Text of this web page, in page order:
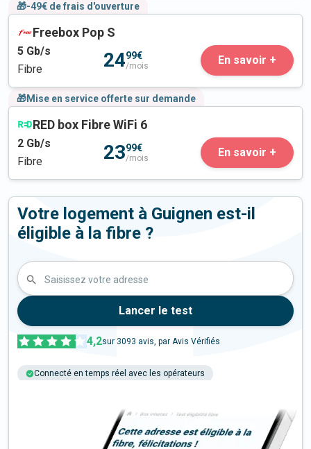
🎁-49€ de frais d'ouverture
Freebox Pop S
5 Gb/s
Fibre
2499€
/mois En savoir +
🎁Mise en service offerte sur demande
RED box Fibre WiFi 6
2 Gb/s
Fibre
2399€
/mois En savoir +
Votre logement à Guignen est-il
éligible à la fibre ?
Saisissez votre adresse
Lancer le test
4,2sur 3093 avis, par Avis Vérifiés
Connecté en temps réel avec les opérateurs